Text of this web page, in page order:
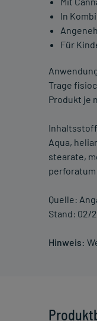
In
Für
Trage
Produkt je
Aqua,
stearate,
perforatum
Quelle:
Stand: 02/
Hinweis: